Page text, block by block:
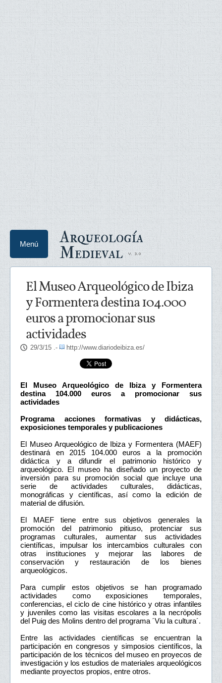
Arqueología
Medieval
Menú
El Museo Arqueológico de Ibiza
y Formentera destina 104.000
euros a promocionar sus
actividades
29/3/15 .- http://www.diariodeibiza.es/
El Museo Arqueológico de Ibiza y Formentera
destina 104.000 euros a promocionar sus
actividades
Programa acciones formativas y didácticas,
exposiciones temporales y publicaciones
El Museo Arqueológico de Ibiza y Formentera (MAEF)
destinará en 2015 104.000 euros a la promoción
didáctica y a difundir el patrimonio histórico y
arqueológico. El museo ha diseñado un proyecto de
inversión para su promoción social que incluye una
serie de actividades culturales, didácticas,
monográficas y científicas, así como la edición de
material de difusión.
El MAEF tiene entre sus objetivos generales la
promoción del patrimonio pitiuso, protenciar sus
programas culturales, aumentar sus actividades
científicas, impulsar los intercambios culturales con
otras instituciones y mejorar las labores de
conservación y restauración de los bienes
arqueológicos.
Para cumplir estos objetivos se han programado
actividades como exposiciones temporales,
conferencias, el ciclo de cine histórico y otras infantiles
y juveniles como las visitas escolares a la necrópolis
del Puig des Molins dentro del programa ´Viu la cultura´.
Entre las actividades científicas se encuentran la
participación en congresos y simposios científicos, la
participación de los técnicos del museo en proyecos de
investigación y los estudios de materiales arqueológicos
mediante proyectos propios, entre otros.